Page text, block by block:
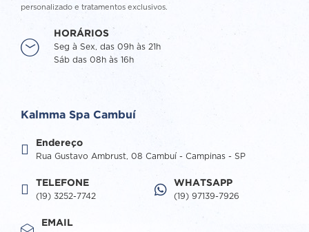
personalizado e tratamentos exclusivos.
HORÁRIOS
Seg à Sex, das 09h às 21h
Sáb das 08h às 16h
Kalmma Spa Cambuí
Endereço
Rua Gustavo Ambrust, 08 Cambuí - Campinas - SP
TELEFONE
(19) 3252-7742
WHATSAPP
(19) 97139-7926
EMAIL